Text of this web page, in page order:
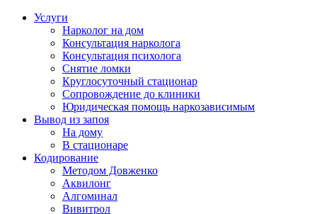
Услуги
Нарколог на дом
Консультация нарколога
Консультация психолога
Снятие ломки
Круглосуточный стационар
Сопровождение до клиники
Юридическая помощь наркозависимым
Вывод из запоя
На дому
В стационаре
Кодирование
Методом Довженко
Аквилонг
Алгоминал
Вивитрол